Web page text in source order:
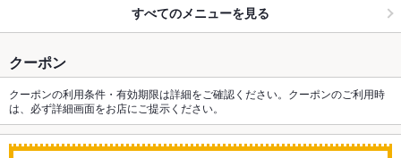
すべてのメニューを見る
クーポン
クーポンの利用条件・有効期限は詳細をご確認ください。クーポンのご利用時
は、必ず詳細画面をお店にご提示ください。